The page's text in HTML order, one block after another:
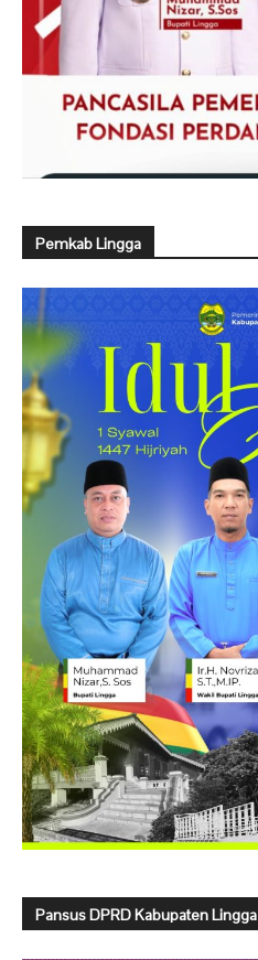
Pemkab Lingga
Pansus DPRD Kabupaten Lingga